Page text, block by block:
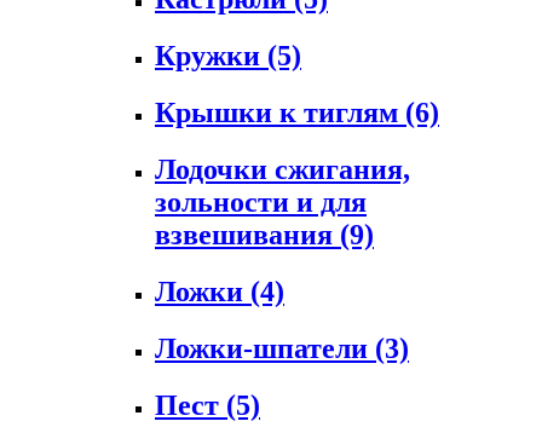
Кружки (5)
Крышки к тиглям (6)
Лодочки сжигания,
зольности и для
взвешивания (9)
Ложки (4)
Ложки-шпатели (3)
Пест (5)